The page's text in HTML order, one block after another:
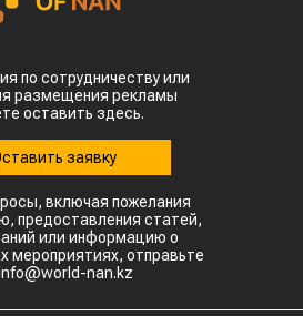
по сотрудничеству или
размещения рекламы
оставить здесь.
заявку
включая пожелания
предоставления статей,
или информацию о
мероприятиях, отправьте
nan.kz